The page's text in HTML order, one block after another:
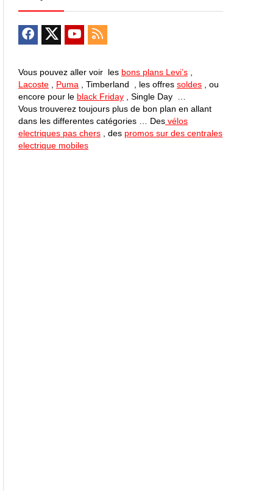
Vous pouvez aller voir les bons plans Levi’s
Lacoste
Puma , Timberland , les offres soldes , ou
encore pour le black Friday , Single Day …
Vous trouverez toujours plus de bon plan en allant
dans les differentes catégories … Des vélos
electriques pas chers , des promos sur des centrales
electrique mobiles